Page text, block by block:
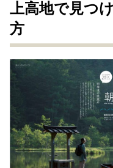
上高地で見つ
方